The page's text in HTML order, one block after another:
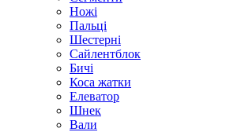
Ножі
Пальці
Шестерні
Сайлентблок
Бичі
Коса жатки
Елеватор
Шнек
Вали